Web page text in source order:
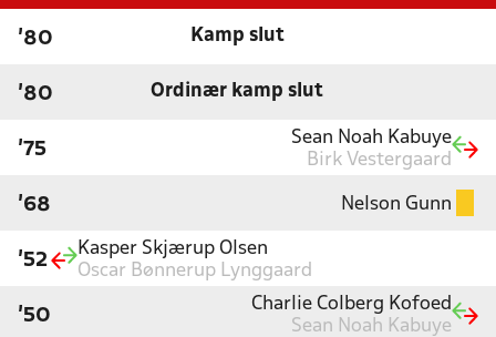
'80 Kamp slut
'80 Ordinær kamp slut
'75
Sean Noah Kabuye
Birk Vestergaard
'68 Nelson Gunn
'52
Kasper Skjærup Olsen
Oscar Bønnerup Lynggaard
'50
Charlie Colberg Kofoed
Sean Noah Kabuye